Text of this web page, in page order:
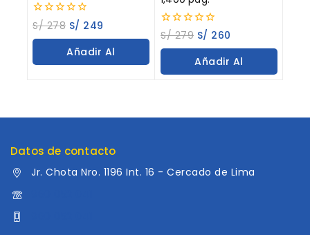
0
out
of
S/278 S/ 249
Añadir Al
0
out
of
S/279 S/ 260
Añadir Al
Datos de contacto
Jr. Chota Nro. 1196 Int. 16 - Cercado de Lima